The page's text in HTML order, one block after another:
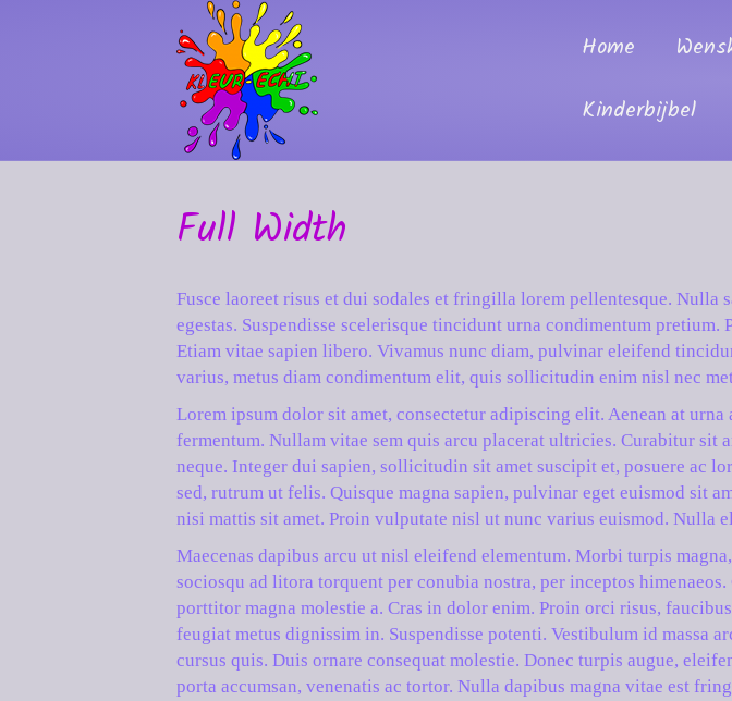
Home
Kinderbijbel
Full Width
Fusce laoreet risus et dui sodales et fringilla lorem pellentesque.
egestas. Suspendisse scelerisque tincidunt urna condimentum
Etiam vitae sapien libero. Vivamus nunc diam, pulvinar eleifend
varius, metus diam condimentum elit, quis sollicitudin enim nisl nec
Lorem ipsum dolor sit amet, consectetur adipiscing elit. Aenean at
fermentum. Nullam vitae sem quis arcu placerat ultricies. Curabitur sit
neque. Integer dui sapien, sollicitudin sit amet suscipit et, posuere ac
sed, rutrum ut felis. Quisque magna sapien, pulvinar eget euismod sit
nisi mattis sit amet. Proin vulputate nisl ut nunc varius euismod. Nulla
Maecenas dapibus arcu ut nisl eleifend elementum. Morbi turpis
sociosqu ad litora torquent per conubia nostra, per inceptos
porttitor magna molestie a. Cras in dolor enim. Proin orci risus,
feugiat metus dignissim in. Suspendisse potenti. Vestibulum id massa
cursus quis. Duis ornare consequat molestie. Donec turpis augue,
porta accumsan, venenatis ac tortor. Nulla dapibus magna vitae est